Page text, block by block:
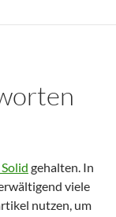
gehalten. In
viele
nutzen, um